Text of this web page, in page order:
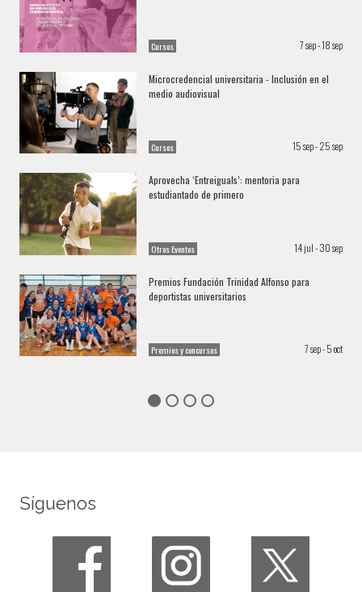
"Contad una historia a través de un mapa"
"Contad una historia a través de un mapa" -
Resumen
Mesa Redonda sobre "Despoblación"
Nuevas visiones - Grado Geografía y Medio
Ambiente UV
Salidas de Campo - Grado Geografía y Medio
Recursos, actividades y gestión del turismo:
una aclaración para su planificación
sostenbile
Cursos 7 sep - 18 sep
Microcredencial universitaria - Inclusión en el
medio audiovisual
Cursos 15 sep - 25 sep
Aprovecha ‘Entreiguals’: mentoria para
estudiantado de primero
Otros Eventos 14 jul - 30 sep
Premios Fundación Trinidad Alfonso para
deportistas universitarios
Premios y concursos 7 sep - 5 oct
Síguenos